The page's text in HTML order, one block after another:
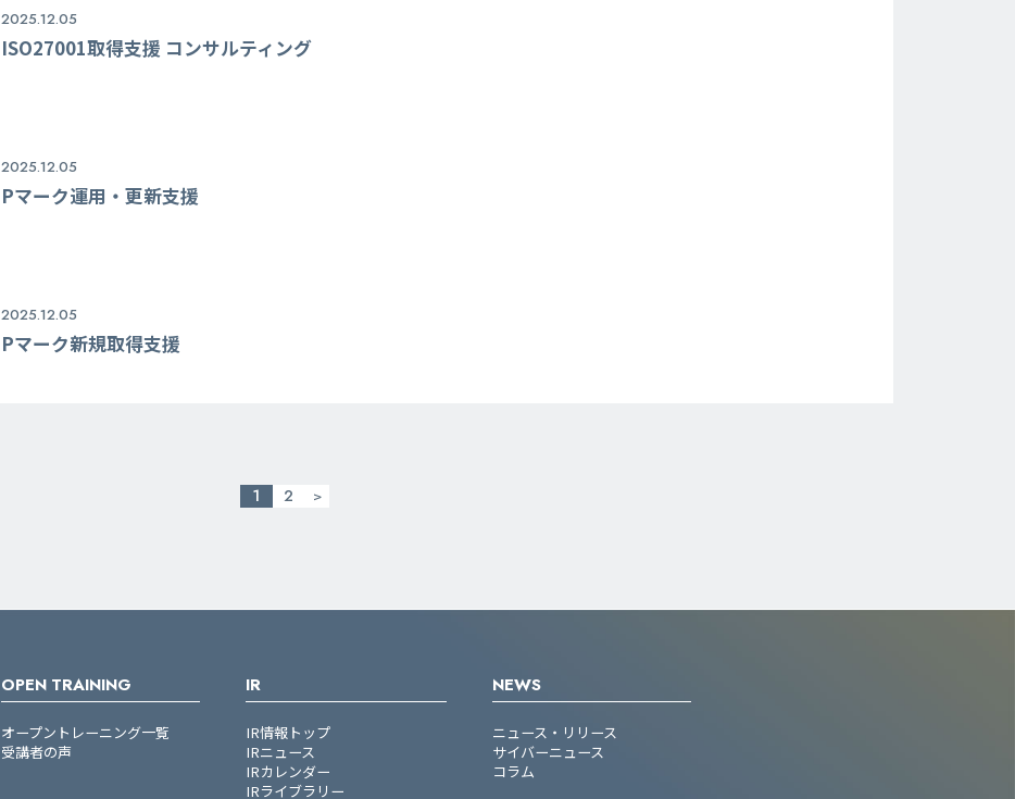
2025.12.05
ISO27001取得支援 コンサルティング
2025.12.05
Pマーク運用・更新支援
2025.12.05
Pマーク新規取得支援
1 2 >
OPEN TRAINING
オープントレーニング一覧
受講者の声
IR
IR情報トップ
IRニュース
IRカレンダー
IRライブラリー
NEWS
ニュース・リリース
サイバーニュース
コラム